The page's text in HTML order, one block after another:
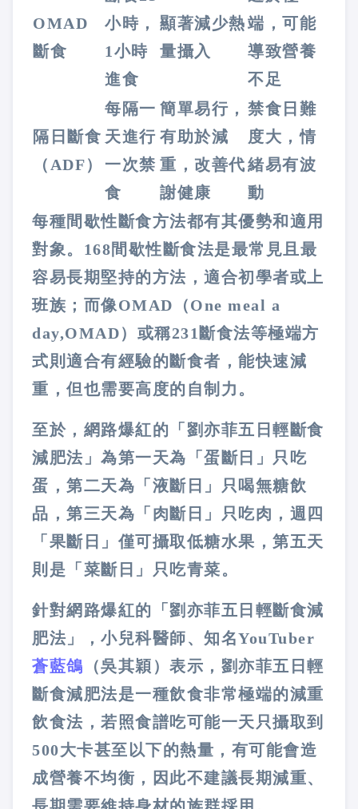
OMAD
斷食
小時，
1小時
進食
顯著減少熱
量攝入
端，可能
導致營養
不足
隔日斷食
（ADF）
每隔一
天進行
一次禁
食
簡單易行，
有助於減
重，改善代
謝健康
禁食日難
度大，情
緒易有波
動
每種間歇性斷食方法都有其優勢和適用
對象。168間歇性斷食法是最常見且最
容易長期堅持的方法，適合初學者或上
班族；而像OMAD（One meal a
day,OMAD）或稱231斷食法等極端方
式則適合有經驗的斷食者，能快速減
重，但也需要高度的自制力。
至於，網路爆紅的「劉亦菲五日輕斷食
減肥法」為第一天為「蛋斷日」只吃
蛋，第二天為「液斷日」只喝無糖飲
品，第三天為「肉斷日」只吃肉，週四
「果斷日」僅可攝取低糖水果，第五天
則是「菜斷日」只吃青菜。
針對網路爆紅的「劉亦菲五日輕斷食減
肥法」，小兒科醫師、知名YouTuber
蒼藍鴿 （吳其穎）表示，劉亦菲五日輕
斷食減肥法是一種飲食非常極端的減重
飲食法，若照食譜吃可能一天只攝取到
500大卡甚至以下的熱量，有可能會造
成營養不均衡，因此不建議長期減重、
長期需要維持身材的族群採用。